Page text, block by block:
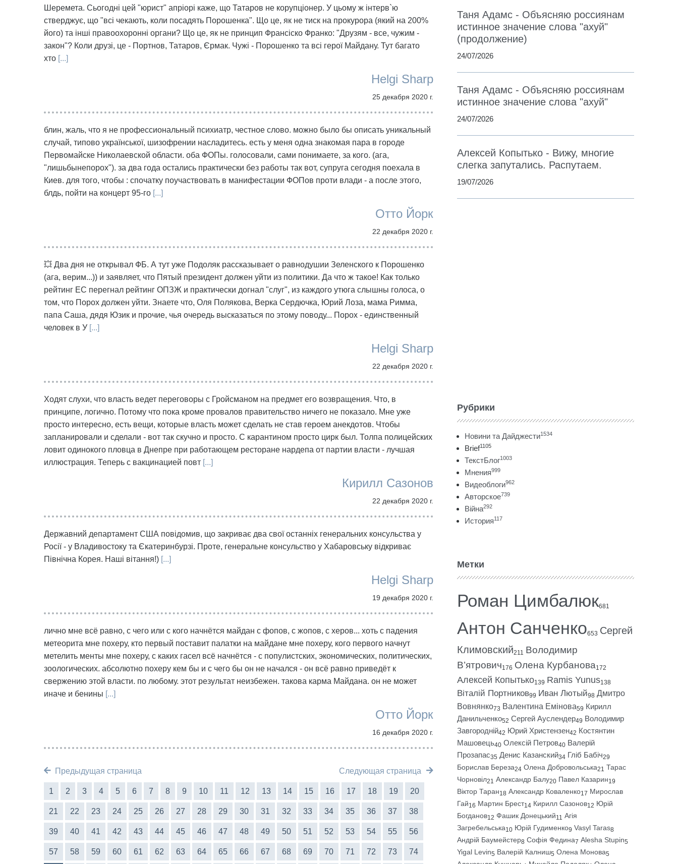
Шеремета. Сьогодні цей "юрист" апріорі каже, що Татаров не корупціонер. У цьому ж інтерв`ю
стверджує, що "всі чекають, коли посадять Порошенка". Що це, як не тиск на прокурора (який на 200%
його) та інші правоохоронні органи? Що це, як не принцип Франсіско Франко: "Друзям - все, чужим -
закон"? Коли друзі, це - Портнов, Татаров, Єрмак. Чужі - Порошенко та всі герої Майдану. Тут багато
хто [...]
Helgi Sharp
25 декабря 2020 г.
блин, жаль, что я не профессиональный психиатр, честное слово. можно было бы описать уникальный
случай, типово української, шизофрении насладитесь. есть у меня одна знакомая пара в городе
Первомайске Николаевской области. оба ФОПы. голосовали, сами понимаете, за кого. (ага,
"лишьбынепорох"). за два года остались практически без работы так вот, супруга сегодня поехала в
Киев. для того, чтобы : спочатку поучаствовать в манифестации ФОПов проти влади - а после этого,
блдь, пойти на концерт 95-го [...]
Отто Йорк
22 декабря 2020 г.
💥 Два дня не открывал ФБ. А тут уже Подоляк рассказывает о равнодушии Зеленского к Порошенко
(ага, верим...)) и заявляет, что Пятый президент должен уйти из политики. Да что ж такое! Как только
рейтинг ЕС перегнал рейтинг ОПЗЖ и практически догнал "слуг", из каждого утюга слышны голоса, о
том, что Порох должен уйти. Знаете что, Оля Полякова, Верка Сердючка, Юрий Лоза, мама Римма,
папа Саша, дядя Юзик и прочие, чья очередь высказаться по этому поводу... Порох - единственный
человек в У [...]
Helgi Sharp
22 декабря 2020 г.
Ходят слухи, что власть ведет переговоры с Гройсманом на предмет его возвращения. Что, в
принципе, логично. Потому что пока кроме провалов правительство ничего не показало. Мне уже
просто интересно, есть вещи, которые власть может сделать не став героем анекдотов. Чтобы
запланировали и сделали - вот так скучно и просто. С карантином просто цирк был. Толпа полицейских
ловит одинокого пловца в Днепре при работающем ресторане нардепа от партии власти - лучшая
иллюстрация. Теперь с вакцинацией повт [...]
Кирилл Сазонов
22 декабря 2020 г.
Державний департамент США повідомив, що закриває два свої останніх генеральних консульства у
Росії - у Владивостоку та Єкатеринбурзі. Проте, генеральне консульство у Хабаровську відкриває
Північна Корея. Наші вітання!) [...]
Helgi Sharp
19 декабря 2020 г.
лично мне всё равно, с чего или с кого начнётся майдан с фопов, с жопов, с херов... хоть с падения
метеорита мне похеру, кто первый поставит палатки на майдане мне похеру, кого первого начнут
метелить менты мне похеру, с каких гасел всё начнётся - с популистских, экономических, политических,
зоологических. абсолютно похеру кем бы и с чего бы он не начался - он всё равно приведёт к
свержению этой власти. по любому. этот результат неизбежен. такова карма Майдана. он не может
иначе и бенины [...]
Отто Йорк
16 декабря 2020 г.
Предыдущая страница Следующая страница
1 2 3 4 5 6 7 8 9 10 11 12 13 14 15 16 17 18 19 20
21 22 23 24 25 26 27 28 29 30 31 32 33 34 35 36 37 38
39 40 41 42 43 44 45 46 47 48 49 50 51 52 53 54 55 56
57 58 59 60 61 62 63 64 65 66 67 68 69 70 71 72 73 74
Таня Адамс - Объясняю россиянам
истинное значение слова "ахуй"
(продолжение)
24/07/2026
Таня Адамс - Объясняю россиянам
истинное значение слова "ахуй"
24/07/2026
Алексей Копытько - Вижу, многие
слегка запутались. Распутаем.
19/07/2026
Рубрики
Новини та Дайджести1534
Brief1105
ТекстБлог1003
Мнения999
Видеоблоги962
Авторское739
Війна292
История117
Метки
Роман Цимбалюк681
Антон Санченко653 Сергей
Климовский211 Володимир
В’ятрович176 Олена Курбанова172
Алексей Копытько139 Ramis Yunus138
Віталій Портников99 Иван Лютый98 Дмитро
Вовнянко73 Валентина Емінова59 Кирилл
Данильченко52 Сергей Ауслендер49 Володимир
Завгородній42 Юрий Христензен42 Костянтин
Машовець40 Олексій Петров40 Валерій
Прозапас35 Денис Казанский34 Гліб Бабіч29
Борислав Береза24 Олена Добровольська21 Тарас
Чорновіл21 Александр Балу20 Павел Казарин19
Віктор Таран18 Александр Коваленко17 Мирослав
Гай16 Мартин Брест14 Кирилл Сазонов12 Юрій
Богданов12 Фашик Донецький11 Агія
Загребельська10 Юрій Гудименко9 Vasyl Taras8
Андрій Баумейстер8 Софія Федина7 Alesha Stupin5
Yigal Levin5 Валерій Калниш5 Олена Монова5